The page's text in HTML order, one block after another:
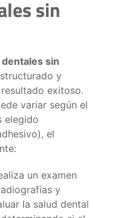
sin
sin
y
exitoso.
variar según el
elegido
el
un examen
y
la salud dental